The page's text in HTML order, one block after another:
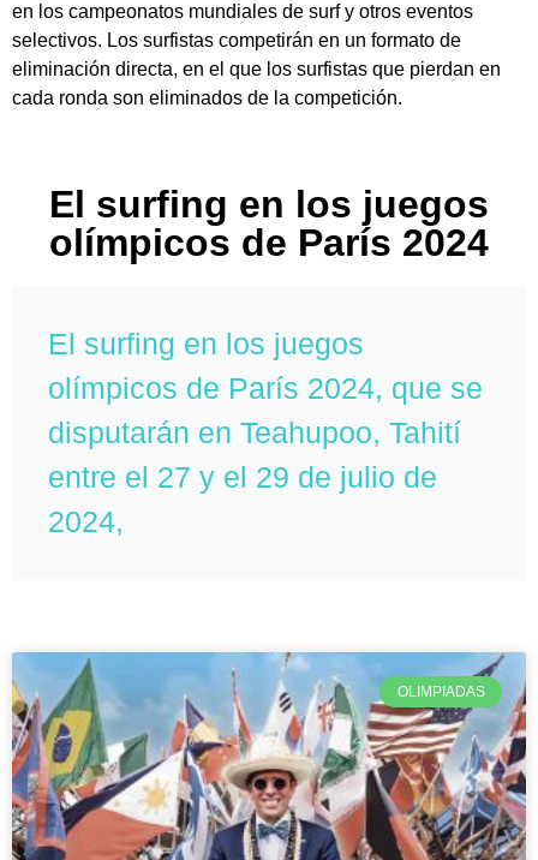
en los campeonatos mundiales de surf y otros eventos
selectivos. Los surfistas competirán en un formato de
eliminación directa, en el que los surfistas que pierdan en
cada ronda son eliminados de la competición.
El surfing en los juegos
olímpicos de París 2024
El surfing en los juegos
olímpicos de París 2024, que se
disputarán en Teahupoo, Tahití
entre el 27 y el 29 de julio de
2024,
OLIMPIADAS